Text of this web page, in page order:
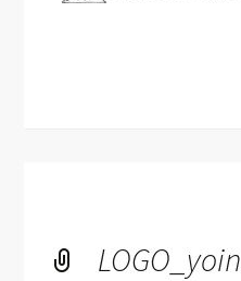
LOGO_yoin